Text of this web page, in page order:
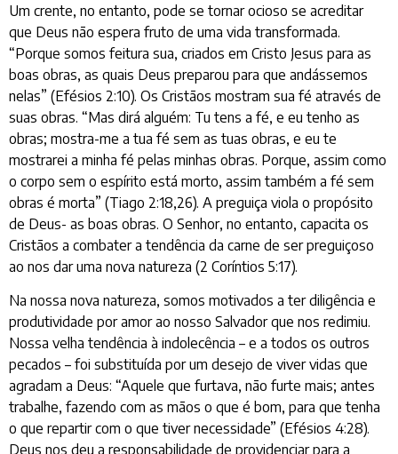
Um crente, no entanto, pode se tornar ocioso se acreditar
que Deus não espera fruto de uma vida transformada.
“Porque somos feitura sua, criados em Cristo Jesus para as
boas obras, as quais Deus preparou para que andássemos
nelas” (Efésios 2:10). Os Cristãos mostram sua fé através de
suas obras. “Mas dirá alguém: Tu tens a fé, e eu tenho as
obras; mostra-me a tua fé sem as tuas obras, e eu te
mostrarei a minha fé pelas minhas obras. Porque, assim como
o corpo sem o espírito está morto, assim também a fé sem
obras é morta” (Tiago 2:18,26). A preguiça viola o propósito
de Deus- as boas obras. O Senhor, no entanto, capacita os
Cristãos a combater a tendência da carne de ser preguiçoso
ao nos dar uma nova natureza (2 Coríntios 5:17).
Na nossa nova natureza, somos motivados a ter diligência e
produtividade por amor ao nosso Salvador que nos redimiu.
Nossa velha tendência à indolecência – e a todos os outros
pecados – foi substituída por um desejo de viver vidas que
agradam a Deus: “Aquele que furtava, não furte mais; antes
trabalhe, fazendo com as mãos o que é bom, para que tenha
o que repartir com o que tiver necessidade” (Efésios 4:28).
Deus nos deu a responsabilidade de providenciar para a